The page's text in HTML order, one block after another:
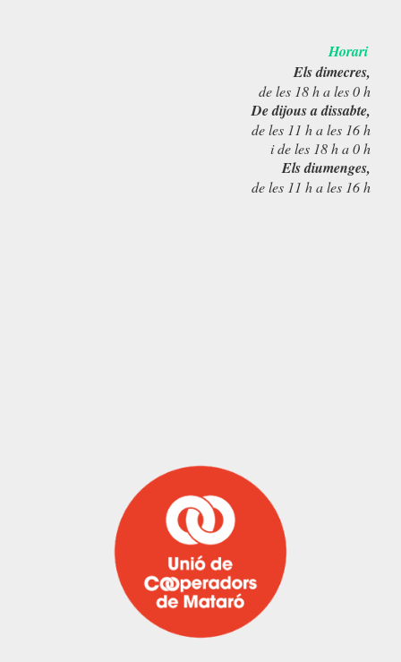
Horari
Els dimecres,
de les 18 h a les 0 h
De dijous a dissabte,
de les 11 h a les 16 h
i de les 18 h a 0 h
Els diumenges,
de les 11 h a les 16 h